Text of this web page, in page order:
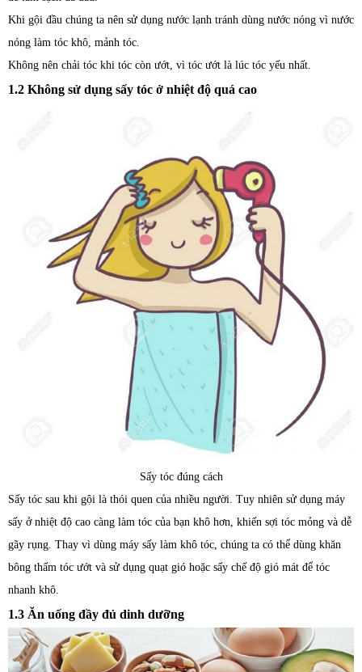
Khi gội đầu chúng ta nên sử dụng nước lạnh tránh dùng nước nóng vì nước
nóng làm tóc khô, mảnh tóc.
Không nên chải tóc khi tóc còn ướt, vì tóc ướt là lúc tóc yếu nhất.
1.2 Không sử dụng sấy tóc ở nhiệt độ quá cao
Sấy tóc đúng cách
Sấy tóc sau khi gội là thói quen của nhiều người. Tuy nhiên sử dụng máy
sấy ở nhiệt độ cao càng làm tóc của bạn khô hơn, khiến sợi tóc mỏng và dễ
gãy rụng. Thay vì dùng máy sấy làm khô tóc, chúng ta có thể dùng khăn
bông thấm tóc ướt và sử dụng quạt gió hoặc sấy chế độ gió mát để tóc
nhanh khô.
1.3 Ăn uống đầy đủ dinh dưỡng